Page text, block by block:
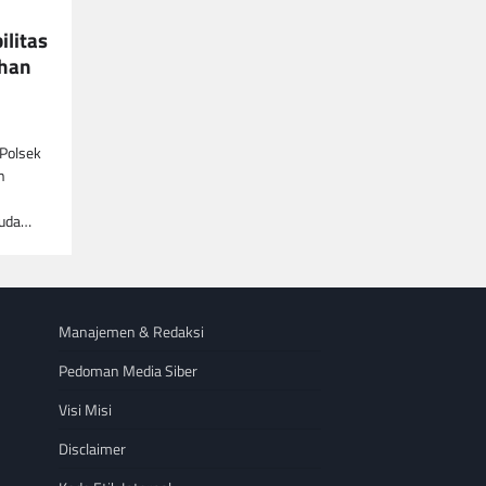
Manajemen & Redaksi
Pedoman Media Siber
Visi Misi
Disclaimer